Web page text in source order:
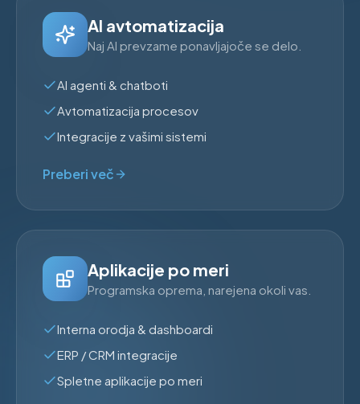
AI avtomatizacija
Naj AI prevzame ponavljajoče se delo.
AI agenti & chatboti
Avtomatizacija procesov
Integracije z vašimi sistemi
Preberi več
Aplikacije po meri
Programska oprema, narejena okoli vas.
Interna orodja & dashboardi
ERP / CRM integracije
Spletne aplikacije po meri